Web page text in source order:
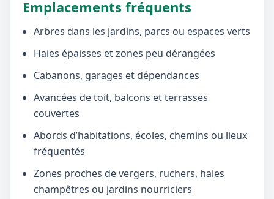
Emplacements fréquents
Arbres dans les jardins, parcs ou espaces verts
Haies épaisses et zones peu dérangées
Cabanons, garages et dépendances
Avancées de toit, balcons et terrasses
couvertes
Abords d’habitations, écoles, chemins ou lieux
fréquentés
Zones proches de vergers, ruchers, haies
champêtres ou jardins nourriciers